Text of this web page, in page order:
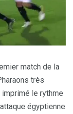
match de la
très
le rythme
égyptienne